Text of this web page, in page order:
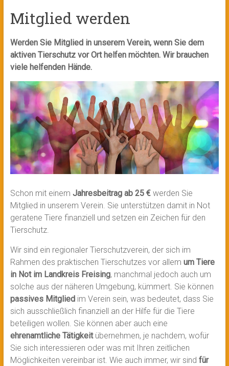
Mitglied werden
Werden Sie Mitglied in unserem Verein, wenn Sie dem
aktiven Tierschutz vor Ort helfen möchten. Wir brauchen
viele helfenden Hände.
Schon mit einem Jahresbeitrag ab 25 €werden Sie
Mitglied in unserem Verein. Sie unterstützen damit in Not
geratene Tiere finanziell und setzen ein Zeichen für den
Tierschutz.
Wir sind ein regionaler Tierschutzverein, der sich im
Rahmen des praktischen Tierschutzes vor allem um Tiere
in Not im Landkreis Freising, manchmal jedoch auch um
solche aus der näheren Umgebung, kümmert. Sie können
passives Mitgliedim Verein sein, was bedeutet, dass Sie
sich ausschließlich finanziell an der Hilfe für die Tiere
beteiligen wollen. Sie können aber auch eine
ehrenamtliche Tätigkeitübernehmen, je nachdem, wofür
Sie sich interessieren oder was mit Ihren zeitlichen
Möglichkeiten vereinbar ist. Wie auch immer, wir sind für